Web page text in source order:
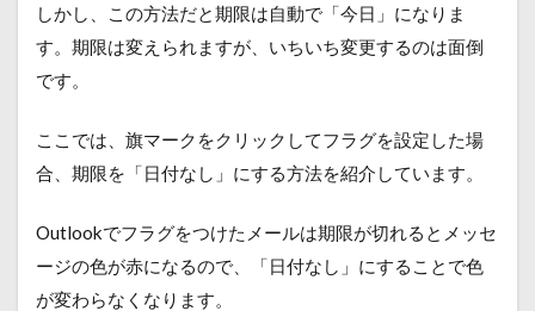
しかし、この方法だと期限は自動で「今日」になりま
す。期限は変えられますが、いちいち変更するのは面倒
です。
ここでは、旗マークをクリックしてフラグを設定した場
合、期限を「日付なし」にする方法を紹介しています。
Outlookでフラグをつけたメールは期限が切れるとメッセ
ージの色が赤になるので、「日付なし」にすることで色
が変わらなくなります。